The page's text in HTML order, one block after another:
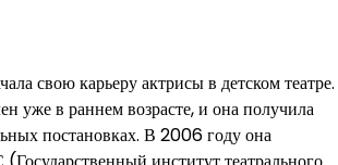
свою карьеру актрисы в детском театре.
уже в раннем возрасте, и она получила
постановках. В 2006 году она